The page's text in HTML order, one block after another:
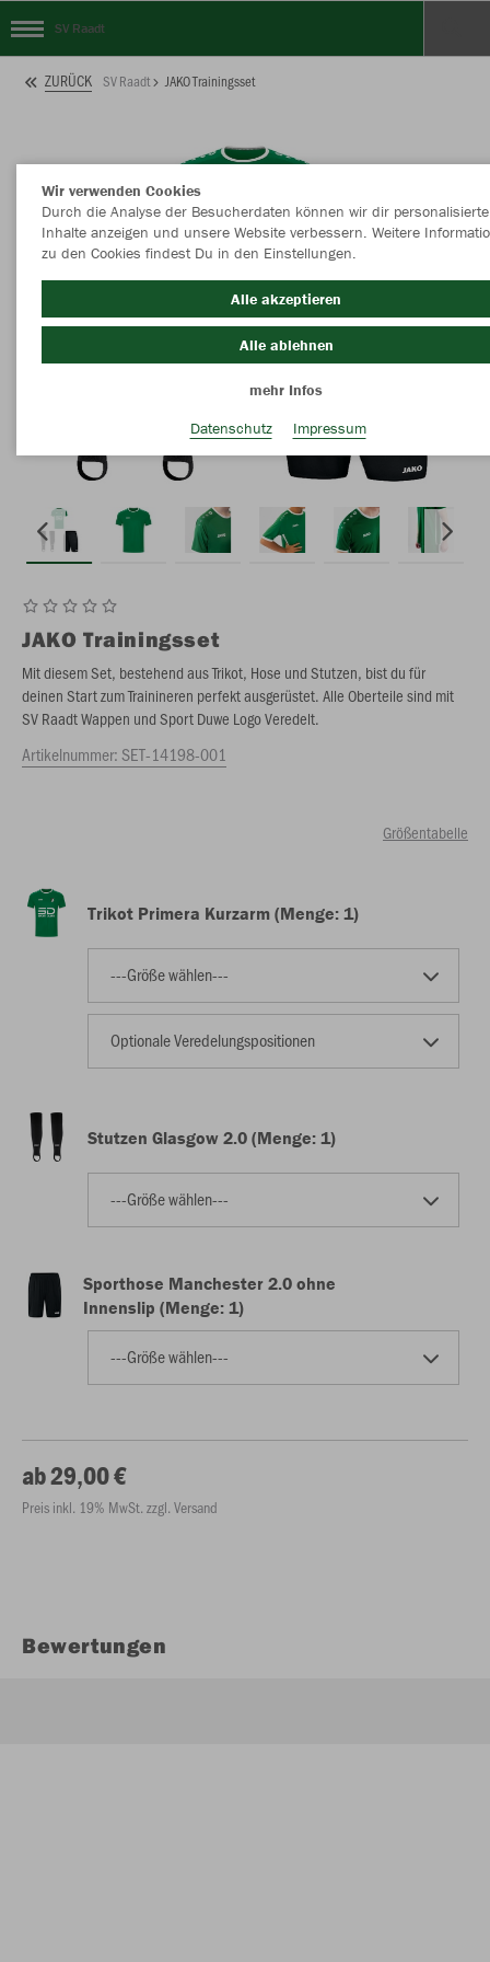
SV Raadt
ZURÜCK SV Raadt JAKO Trainingsset
JAKO Trainingsset
Mit diesem Set, bestehend aus Trikot, Hose und Stutzen, bist du für
deinen Start zum Trainineren perfekt ausgerüstet. Alle Oberteile sind mit
SV Raadt Wappen und Sport Duwe Logo Veredelt.
Artikelnummer:SET-14198-001
Größentabelle
Trikot Primera Kurzarm (Menge: 1)
---Größe wählen---
Optionale Veredelungspositionen
Stutzen Glasgow 2.0 (Menge: 1)
---Größe wählen---
Sporthose Manchester 2.0 ohne
Innenslip (Menge: 1)
---Größe wählen---
ab 29,00 €
Preis inkl. 19% MwSt. zzgl. Versand
Bewertungen
Wir verwenden Cookies
Durch die Analyse der Besucherdaten können wir dir personalisierte
Inhalte anzeigen und unsere Website verbessern. Weitere
zu den Cookies findest Du in den Einstellungen.
Alle akzeptieren
Alle ablehnen
mehr Infos
Datenschutz
Impressum